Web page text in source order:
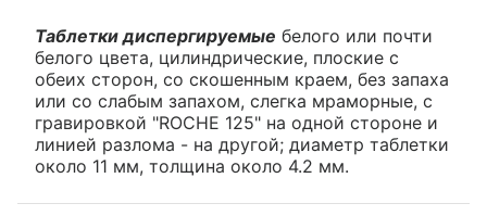
Таблетки диспергируемые белого или почти
белого цвета, цилиндрические, плоские с
обеих сторон, со скошенным краем, без запаха
или со слабым запахом, слегка мраморные, с
гравировкой "ROCHE 125" на одной стороне и
линией разлома - на другой; диаметр таблетки
около 11 мм, толщина около 4.2 мм.